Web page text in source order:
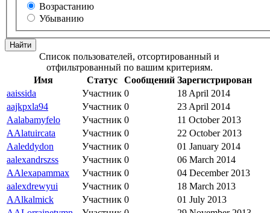
Возрастанию
Убыванию
Список пользователей, отсортированный и
отфильтрованный по вашим критериям.
Имя
Статус Сообщений Зарегистрирован
aaissida
Участник 0
18 April 2014
aajkpxla94
Участник 0
23 April 2014
Aalabamyfelo
Участник 0
11 October 2013
AAlatuircata
Участник 0
22 October 2013
Aaleddydon
Участник 0
01 January 2014
aalexandrszss
Участник 0
06 March 2014
AAlexapammax
Участник 0
04 December 2013
aalexdrewyui
Участник 0
18 March 2013
AAlkalmick
Участник 0
01 July 2013